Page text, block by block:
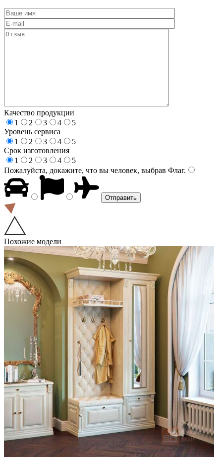
Качество продукции
1
2 3 4
5
Уровень сервиса
1
2 3 4
5
Срок изготовления
1
2 3 4
5
Пожалуйста, докажите, что вы человек, выбрав Флаг.
Похожие модели